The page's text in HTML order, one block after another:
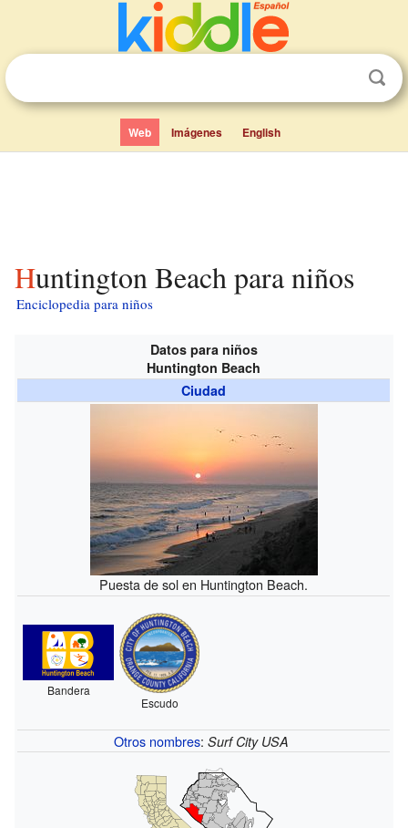
Web Imágenes English
Huntington Beach para niños
Enciclopedia para niños
Datos para niños
Huntington Beach
Ciudad
Puesta de sol en Huntington Beach.
Bandera
Escudo
Otros nombres: Surf City USA